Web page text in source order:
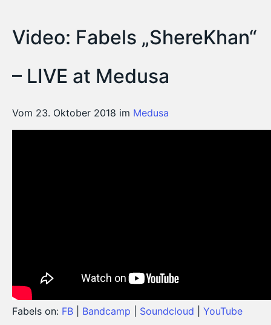
Video: Fabels „ShereKhan“
– LIVE at Medusa
Vom 23. Oktober 2018 im Medusa
Fabels on: FB Bandcamp Soundcloud
YouTube